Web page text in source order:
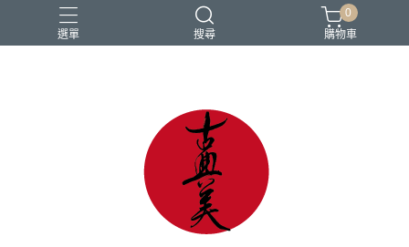
選單 搜尋
棉麻 茶禪服
0
購物車